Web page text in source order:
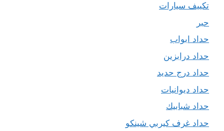
تكييف سيارات
حبر
حداد ابواب
حداد درابزين
حداد درج حديد
حداد ديوانيات
حداد شبابيك
حداد غرف كيربي شينكو